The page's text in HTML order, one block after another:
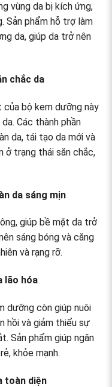
vùng da bị kích ứng,
Sản phẩm hỗ trợ làm
da, giúp da trở nên
chắc da
bộ kem dưỡng này
Các thành phần
da, tái tạo da mới và
ở trạng thái săn chắc,
da sáng mịn
giúp bề mặt da trở
sáng bóng và căng
và rạng rỡ.
lão hóa
dưỡng còn giúp nuôi
hồi và giảm thiểu sự
Sản phẩm giúp ngăn
khỏe mạnh.
toàn diện